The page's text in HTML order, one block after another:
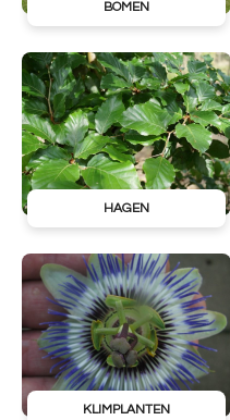
BOMEN
HAGEN
KLIMPLANTEN